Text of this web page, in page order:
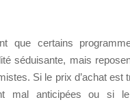
que certains
séduisante, mais
Si le prix d’achat est
mal anticipées ou si